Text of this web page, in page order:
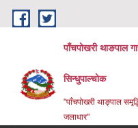
Skip to main content
पाँचपोखरी थाङपाल
सिन्धुपाल्चोक
"पाँचपोखरी थाङ्पाल
जलाधार"